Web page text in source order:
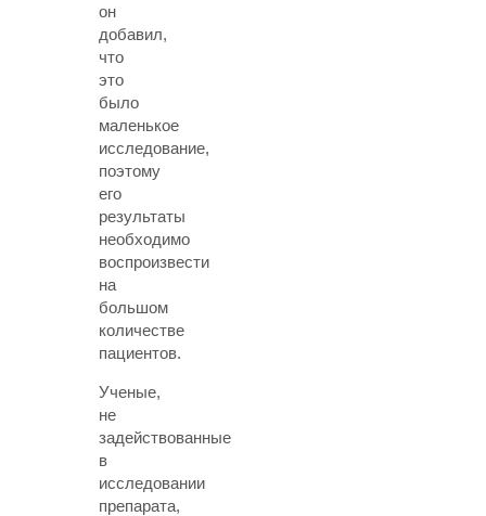
он
добавил,
что
это
было
маленькое
исследование,
поэтому
его
результаты
необходимо
воспроизвести
на
большом
количестве
пациентов.
Ученые,
не
задействованные
в
исследовании
препарата,